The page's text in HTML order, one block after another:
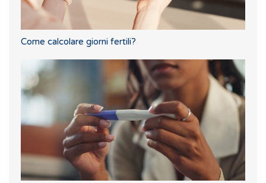
Come calcolare giorni fertili?